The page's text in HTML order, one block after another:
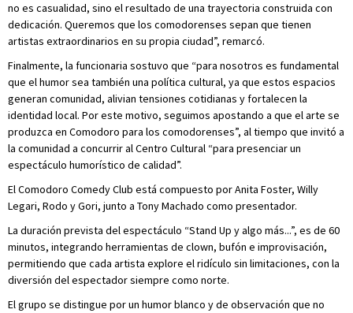
no es casualidad, sino el resultado de una trayectoria construida con
dedicación. Queremos que los comodorenses sepan que tienen
artistas extraordinarios en su propia ciudad”, remarcó.
Finalmente, la funcionaria sostuvo que “para nosotros es fundamental
que el humor sea también una política cultural, ya que estos espacios
generan comunidad, alivian tensiones cotidianas y fortalecen la
identidad local. Por este motivo, seguimos apostando a que el arte se
produzca en Comodoro para los comodorenses”, al tiempo que invitó a
la comunidad a concurrir al Centro Cultural “para presenciar un
espectáculo humorístico de calidad”.
El Comodoro Comedy Club está compuesto por Anita Foster, Willy
Legari, Rodo y Gori, junto a Tony Machado como presentador.
La duración prevista del espectáculo “Stand Up y algo más...”, es de 60
minutos, integrando herramientas de clown, bufón e improvisación,
permitiendo que cada artista explore el ridículo sin limitaciones, con la
diversión del espectador siempre como norte.
El grupo se distingue por un humor blanco y de observación que no